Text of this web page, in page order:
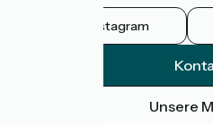
Instagram
Unsere